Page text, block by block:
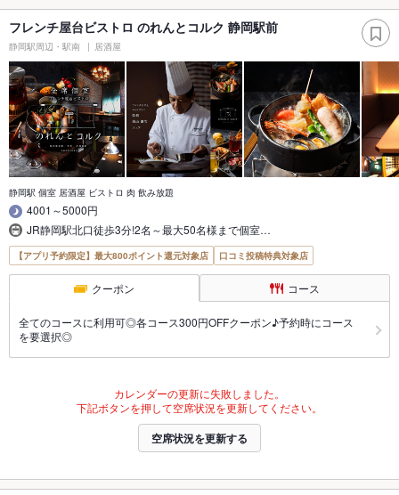
フレンチ屋台ビストロ のれんとコルク 静岡駅前
静岡駅周辺・駅南 居酒屋
静岡駅 個室 居酒屋 ビストロ 肉 飲み放題
4001～5000円
JR静岡駅北口徒歩3分!2名～最大50名様まで個室…
【アプリ予約限定】最大800ポイント還元対象店 口コミ投稿特典対象店
クーポン コース
全てのコースに利用可◎各コース300円OFFクーポン♪予約時にコース
を要選択◎
カレンダーの更新に失敗しました。
下記ボタンを押して空席状況を更新してください。
空席状況を更新する